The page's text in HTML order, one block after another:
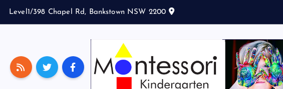
Level1/398 Chapel Rd, Bankstown NSW 2200